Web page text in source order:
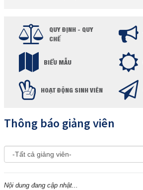
QUY ĐỊNH - QUY
CHẾ
BIỂU MẪU
HOẠT ĐỘNG SINH VIÊN
Thông báo giảng viên
Nội dung đang cập nhật...